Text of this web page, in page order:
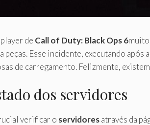
de Call of Duty: Black Ops 6
peças. Esse incidente, executando
de carregamento. Felizmente,
dos servidores
verificar o servidoresatravés da